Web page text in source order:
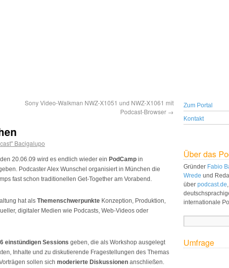
Sony Video-Walkman NWZ-X1051 und NWZ-X1061 mit
Podcast-Browser →
Bacigalupo
20.06.09 wird es endlich wieder ein PodCamp in
Podcaster Alex Wunschel organisiert in München die
fast schon traditionellen Get-Together am Vorabend.
hat als Themenschwerpunkte Konzeption, Produktion,
digitaler Medien wie Podcasts, Web-Videos oder
6 einstündigen Sessions geben, die als Workshop ausgelegt
Inhalte und zu diskutierende Fragestellungen des Themas
sollen sich moderierte Diskussionen anschließen.
Zum Portal
Kontakt
Über das
Gründer Fabio
Wrede und
über podcast.de,
internationale
Umfrage